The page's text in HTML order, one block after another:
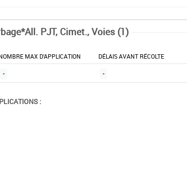
PJT, Cimet., Voies (1)
MAX D'APPLICATION DÉLAIS AVANT RÉCOLTE
- -
: